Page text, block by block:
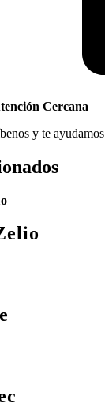
Cercana
y te ayudamos